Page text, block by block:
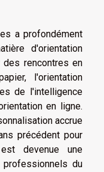
a profondément
d'orientation
des rencontres en
l'orientation
de l'intelligence
en ligne.
accrue
précédent pour
devenue une
du